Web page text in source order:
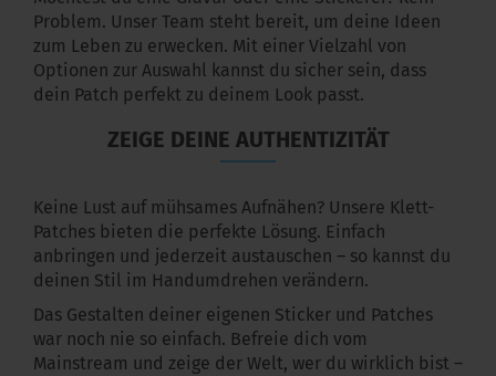
Problem. Unser Team steht bereit, um deine Ideen
zum Leben zu erwecken. Mit einer Vielzahl von
Optionen zur Auswahl kannst du sicher sein, dass
dein Patch perfekt zu deinem Look passt.
ZEIGE DEINE AUTHENTIZITÄT
Keine Lust auf mühsames Aufnähen? Unsere Klett-
Patches bieten die perfekte Lösung. Einfach
anbringen und jederzeit austauschen – so kannst du
deinen Stil im Handumdrehen verändern.
Das Gestalten deiner eigenen Sticker und Patches
war noch nie so einfach. Befreie dich vom
Mainstream und zeige der Welt, wer du wirklich bist –